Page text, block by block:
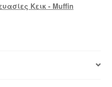
Κεικ - Muffin